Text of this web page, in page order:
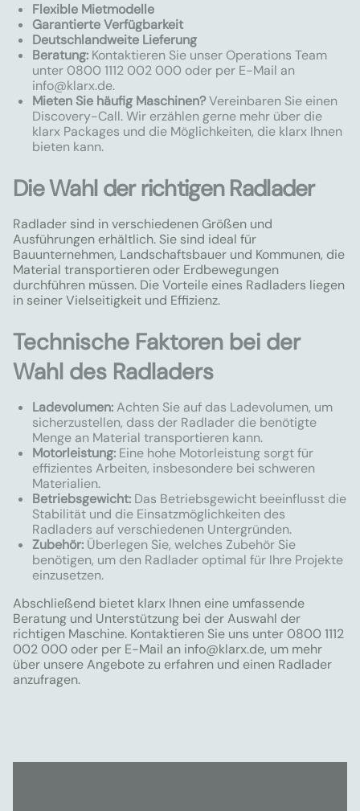
Flexible Mietmodelle
Garantierte Verfügbarkeit
Deutschlandweite Lieferung
Beratung: Kontaktieren Sie unser Operations Team
unter 0800 1112 002 000 oder per E-Mail an
info@klarx.de.
Mieten Sie häufig Maschinen?Vereinbaren Sie einen
Discovery-Call. Wir erzählen gerne mehr über die
klarx Packages und die Möglichkeiten, die klarx Ihnen
bieten kann.
Die Wahl der richtigen Radlader
Radlader sind in verschiedenen Größen und
Ausführungen erhältlich. Sie sind ideal für
Bauunternehmen, Landschaftsbauer und Kommunen, die
Material transportieren oder Erdbewegungen
durchführen müssen. Die Vorteile eines Radladers liegen
in seiner Vielseitigkeit und Effizienz.
Technische Faktoren bei der
Wahl des Radladers
Ladevolumen:Achten Sie auf das Ladevolumen, um
sicherzustellen, dass der Radlader die benötigte
Menge an Material transportieren kann.
Motorleistung: Eine hohe Motorleistung sorgt für
effizientes Arbeiten, insbesondere bei schweren
Materialien.
Betriebsgewicht: Das Betriebsgewicht beeinflusst die
Stabilität und die Einsatzmöglichkeiten des
Radladers auf verschiedenen Untergründen.
Zubehör: Überlegen Sie, welches Zubehör Sie
benötigen, um den Radlader optimal für Ihre Projekte
einzusetzen.
Abschließend bietet klarx Ihnen eine umfassende
Beratung und Unterstützung bei der Auswahl der
richtigen Maschine. Kontaktieren Sie uns unter 0800 1112
002 000 oder per E-Mail an info@klarx.de, um mehr
über unsere Angebote zu erfahren und einen Radlader
anzufragen.